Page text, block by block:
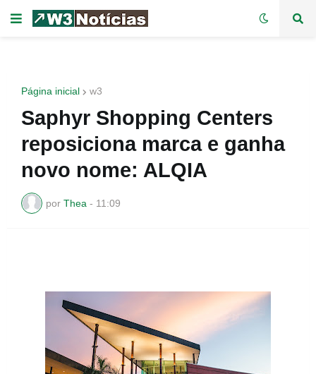
Página inicial w3
Saphyr Shopping Centers
reposiciona marca e ganha
novo nome: ALQIA
por Thea - 11:09